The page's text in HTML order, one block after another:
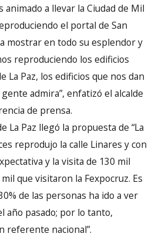
animado a llevar la Ciudad de Mil
el portal de San
a mostrar en todo su esplendor y
reproduciendo los edificios
La Paz, los edificios que nos dan
admira”, enfatizó el alcalde
de prensa.
La Paz llegó la propuesta de “La
reprodujo la calle Linares y con
y la visita de 130 mil
que visitaron la Fexpocruz. Es
de las personas ha ido a ver
año pasado; por lo tanto,
referente nacional”.